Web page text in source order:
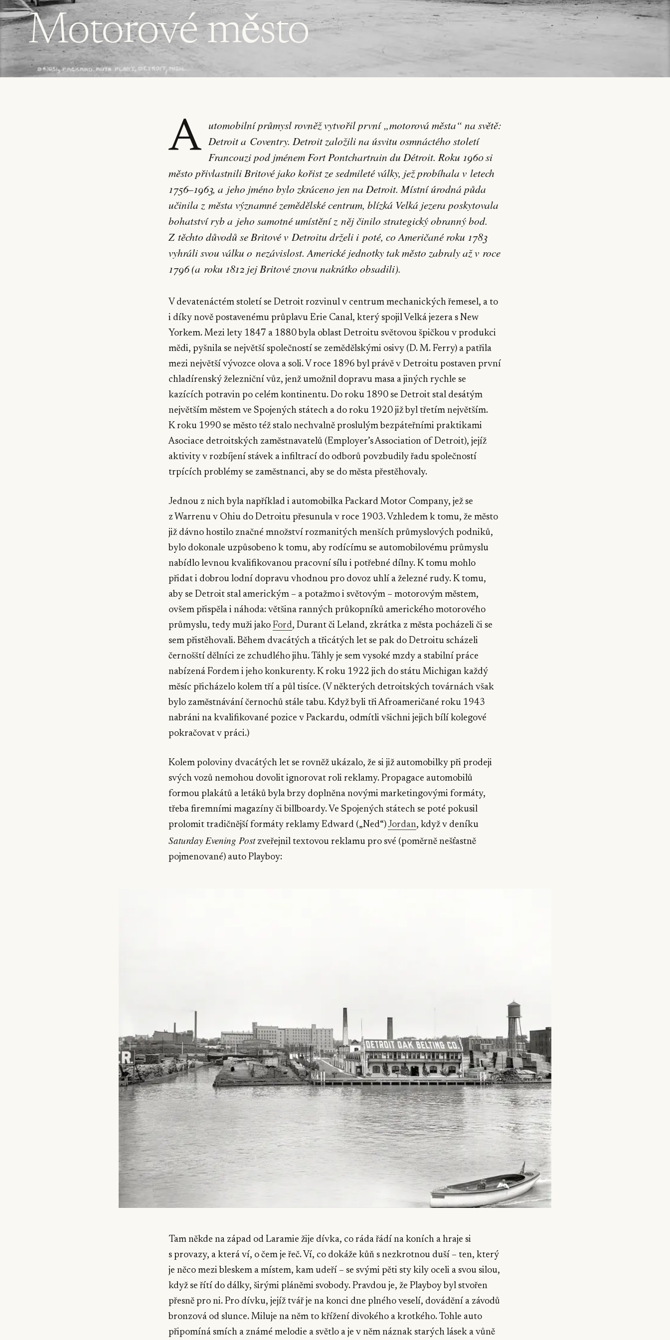
Motorové město
Automobilní průmysl rovněž vytvořil první „motorová města“ na světě: Detroit a Coventry. Detroit založili na úsvitu osmnáctého století
Francouzi pod jménem Fort Pontchartrain du Détroit. Roku 1960 si
město přivlastnili Britové jako kořist ze sedmileté války, jež probíhala v letech
1756–1963, a jeho jméno bylo zkráceno jen na Detroit. Místní úrodná půda
učinila z města významné zemědělské centrum, blízká Velká jezera poskytovala
bohatství ryb a jeho samotné umístění z něj činilo strategický obranný bod.
Z těchto důvodů se Britové v Detroitu drželi i poté, co Američané roku 1783
vyhráli svou válku o nezávislost. Americké jednotky tak město zabraly až v roce
1796 (a roku 1812 jej Britové znovu nakrátko obsadili).
V devatenáctém století se Detroit rozvinul v centrum mechanických řemesel, a to
i díky nově postavenému průplavu Erie Canal, který spojil Velká jezera s New
Yorkem. Mezi lety 1847 a 1880 byla oblast Detroitu světovou špičkou v produkci
mědi, pyšnila se největší společností se zemědělskými osivy (D. M. Ferry) a patřila
mezi největší vývozce olova a soli. V roce 1896 byl právě v Detroitu postaven první
chladírenský železniční vůz, jenž umožnil dopravu masa a jiných rychle se
kazících potravin po celém kontinentu. Do roku 1890 se Detroit stal desátým
největším městem ve Spojených státech a do roku 1920 již byl třetím největším.
K roku 1990 se město též stalo nechvalně proslulým bezpáteřními praktikami
Asociace detroitských zaměstnavatelů (Employer’s Association of Detroit), jejíž
aktivity v rozbíjení stávek a infiltrací do odborů povzbudily řadu společností
trpících problémy se zaměstnanci, aby se do města přestěhovaly.
Jednou z nich byla například i automobilka Packard Motor Company, jež se
z Warrenu v Ohiu do Detroitu přesunula v roce 1903. Vzhledem k tomu, že město
již dávno hostilo značné množství rozmanitých menších průmyslových podniků,
bylo dokonale uzpůsobeno k tomu, aby rodícímu se automobilovému průmyslu
nabídlo levnou kvalifikovanou pracovní sílu i potřebné dílny. K tomu mohlo
přidat i dobrou lodní dopravu vhodnou pro dovoz uhlí a železné rudy. K tomu,
aby se Detroit stal americkým – a potažmo i světovým – motorovým městem,
ovšem přispěla i náhoda: většina ranných průkopníků amerického motorového
průmyslu, tedy muži jako Ford, Durant či Leland, zkrátka z města pocházeli či se
sem přistěhovali. Během dvacátých a třicátých let se pak do Detroitu scházeli
černošští dělníci ze zchudlého jihu. Táhly je sem vysoké mzdy a stabilní práce
nabízená Fordem i jeho konkurenty. K roku 1922 jich do státu Michigan každý
měsíc přicházelo kolem tří a půl tisíce. (V některých detroitských továrnách však
bylo zaměstnávání černochů stále tabu. Když byli tři Afroameričané roku 1943
nabráni na kvalifikované pozice v Packardu, odmítli všichni jejich bílí kolegové
pokračovat v práci.)
Kolem poloviny dvacátých let se rovněž ukázalo, že si již automobilky při prodeji
svých vozů nemohou dovolit ignorovat roli reklamy. Propagace automobilů
formou plakátů a letáků byla brzy doplněna novými marketingovými formáty,
třeba firemními magazíny či billboardy. Ve Spojených státech se poté pokusil
prolomit tradičnější formáty reklamy Edward („Ned“)Jordan, když v deníku
Saturday Evening Postzveřejnil textovou reklamu pro své (poměrně nešťastně
pojmenované) auto Playboy:
Tam někde na západ od Laramie žije dívka, co ráda řádí na koních a hraje si
s provazy, a která ví, o čem je řeč. Ví, co dokáže kůň s nezkrotnou duší – ten, který
je něco mezi bleskem a místem, kam udeří – se svými pěti sty kily oceli a svou silou,
když se řítí do dálky, širými pláněmi svobody. Pravdou je, že Playboy byl stvořen
přesně pro ni. Pro dívku, jejíž tvář je na konci dne plného veselí, dovádění a závodů
bronzová od slunce. Miluje na něm to křížení divokého a krotkého. Tohle auto
připomíná smích a známé melodie a světlo a je v něm náznak starých lásek a vůně